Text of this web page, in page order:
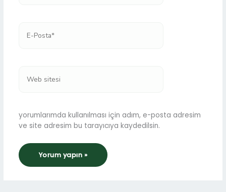
Posta*
sitesi
yorumlarımda kullanılması için adım, e-posta adresim
ve site adresim bu tarayıcıya kaydedilsin.